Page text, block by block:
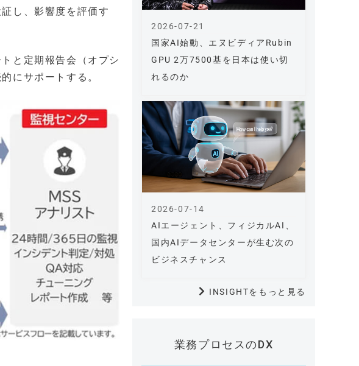
し、影響度を評価す
と定期報告会（オプシ
にサポートする。
国家AI始動、エヌビディアRubin
GPU 2万7500基を日本は使い切
れるのか
2026-07-21
AIエージェント、フィジカルAI、
国内AIデータセンターが生む次の
ビジネスチャンス
2026-07-14
INSIGHTをもっと見る
業務プロセスのDX